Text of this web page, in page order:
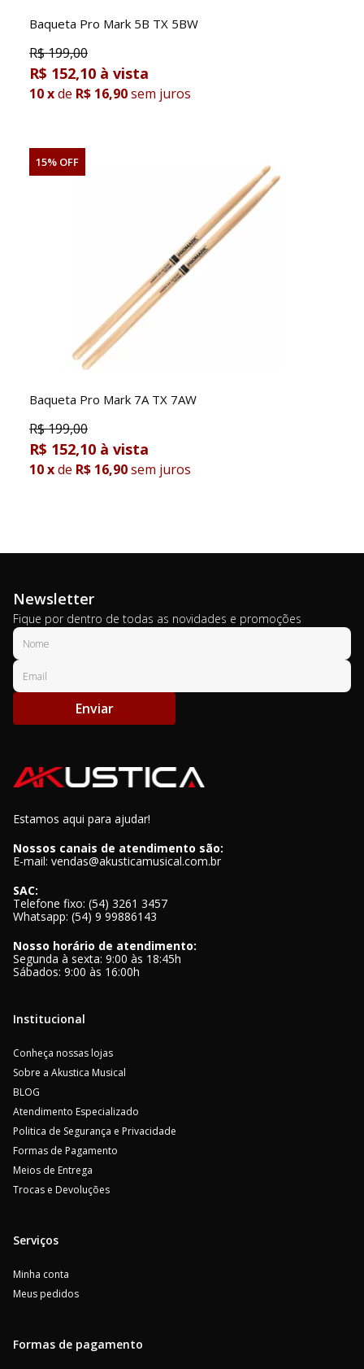
Baqueta Pro Mark 5B TX 5BW
R$199,00
R$ 152,10
10xde R$ 16,90sem juros
15% OFF
Baqueta Pro Mark 7A TX 7AW
R$199,00
R$ 152,10
10xde R$ 16,90sem juros
Newsletter
Fique por dentro de todas as novidades e promoções
Enviar
Estamos aqui para ajudar!
Nossos canais de atendimento são:
E-mail: vendas@akusticamusical.com.br
SAC:
Telefone fixo: (54) 3261 3457
Whatsapp: (54) 9 99886143
Nosso horário de atendimento:
Segunda à sexta: 9:00 às 18:45h
Sábados: 9:00 às 16:00h
Institucional
Conheça nossas lojas
Sobre a Akustica Musical
BLOG
Atendimento Especializado
Politica de Segurança e Privacidade
Formas de Pagamento
Meios de Entrega
Trocas e Devoluções
Serviços
Minha conta
Meus pedidos
Formas de pagamento